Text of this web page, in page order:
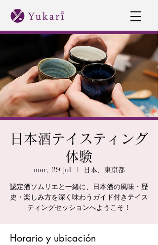
日本酒テイスティング
体験
mar, 29 jul 日本、東京都
認定酒ソムリエと一緒に、日本酒の風味・歴
史・楽しみ方を深く味わうガイド付きテイス
ティングセッションへようこそ！
Horario y ubicación